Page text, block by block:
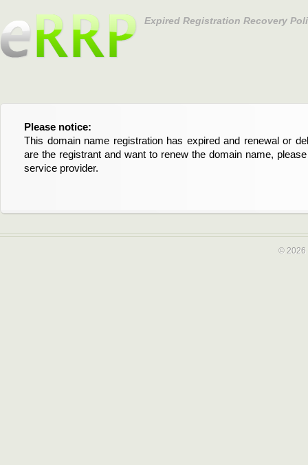
Expired Registration Recovery
Please notice:
This domain name registration has expired and renewal or
are the registrant and want to renew the domain name,
service provider.
Bitte beachten Sie:
Diese Domainregistrierung ist abgelaufen und die
Domain stehen an. Wenn Sie der Registrant sind und
verlängern möchten, kontaktieren Sie bitte Ihren Service-
© 2026